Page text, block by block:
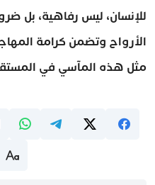
للإنسان، ليس رفاهية، بل
الأرواح وتضمن كرامة
مثل هذه المآسي في